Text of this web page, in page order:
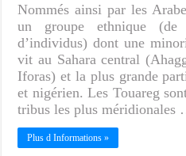
Nommés ainsi par les
un groupe ethnique
d’individus) dont une
vit au Sahara central
Iforas) et la plus grande
et nigérien. Les Touareg
tribus les plus méridionales
Plus d Informations »